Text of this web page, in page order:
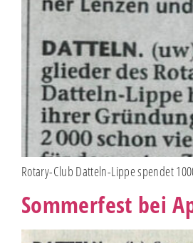
Rotary-Club Datteln-Lippe spendet
Sommerfest bei